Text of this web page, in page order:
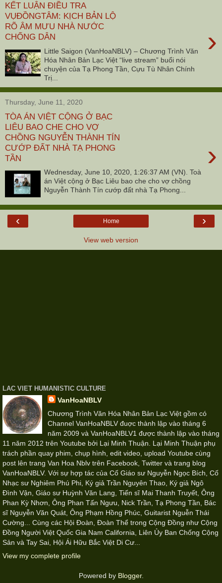
KẾT LUẬN ĐIỀU TRA
VỤĐỒNGTÂM: KỊCH BẢN LỘ
RÕ ÂM MƯU NHÀ NƯỚC
CHỐNG DÂN
›
Little Saigon (VanHoaNBLV) – Chương Trình Văn
Hóa Nhân Bản Lạc Việt “live stream” buổi nói
chuyện của Tạ Phong Tần, Cựu Tù Nhân Chính
Trị...
Thursday, June 11, 2020
TÒA ÁN VIỆT CỘNG Ở BẠC
LIÊU BAO CHE CHO VỢ
CHỒNG NGUYỄN THÀNH TÍN
CƯỚP ĐẤT NHÀ TẠ PHONG
TẦN
›
Wednesday, ‎June ‎10, ‎2020, ‏‎1:26:37 AM (VN). Toà
án Việt cộng ở Bạc Liêu bao che cho vợ chồng
Nguyễn Thành Tín cướp đất nhà Tạ Phong...
‹ ›
Home
View web version
LAC VIET HUMANISTIC CULTURE
VanHoaNBLV
Chương Trình Văn Hóa Nhân Bản Lạc Việt gồm có
Channel VanHoaNBLV đuợc thành lập vào tháng 6
năm 2009 và VanHoaNBLV1 được thành lập vào tháng
11 năm 2012 trên Youtube bởi Lại Minh Thuận. Lại Minh Thuận phụ
trách phần quay phim, chụp hình, edit video, upload Youtube cùng
post lên trang Van Hoa Nblv trên Facebook, Twitter và trang blog
VanHoaNBLV. Với sự hợp tác của Cố Giáo sư Nguyễn Ngọc Bích, Cố
Nhạc sư Nghiêm Phú Phi, Ký giả Trần Nguyên Thao, Ký giả Ngô
Đình Vận, Giáo sư Huỳnh Văn Lang, Tiến sĩ Mai Thanh Truyết, Ông
Phan Kỳ Nhơn, Ông Phan Tấn Ngưu, Nick Trần, Tạ Phong Tần, Bác
sĩ Nguyễn Văn Quát, Ông Phạm Hồng Phúc, Guitarist Nguễn Thái
Cường... Cùng các Hội Đoàn, Đoàn Thể trong Cộng Đồng như Cộng
Đồng Người Việt Quốc Gia Nam California, Liên Ủy Ban Chống Cộng
Sản và Tay Sai, Hội Ái Hữu Bắc Việt Di Cư...
View my complete profile
Powered by Blogger.